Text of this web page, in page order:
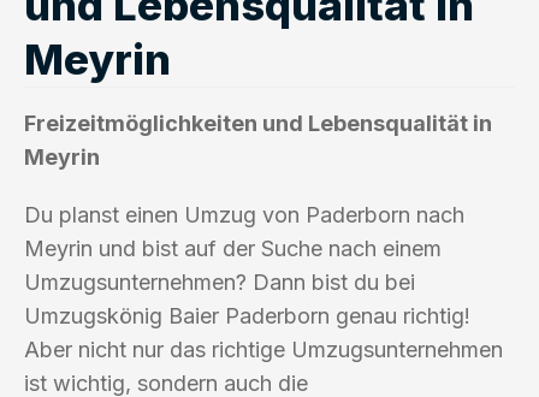
Meyrin
Freizeitmöglichkeiten und Lebensqualität in
Meyrin
Du planst einen Umzug von Paderborn nach
Meyrin und bist auf der Suche nach einem
Umzugsunternehmen? Dann bist du bei
Umzugskönig Baier Paderborn genau richtig!
Aber nicht nur das richtige Umzugsunternehmen
ist wichtig, sondern auch die